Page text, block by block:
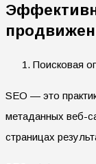
Поисковая
SEO — это
метаданных веб-
страницах